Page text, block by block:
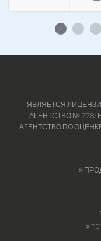
ЯВЛЯЕТСЯ
АГЕНТСТВО №:778/
АГЕНТСТВО ПО